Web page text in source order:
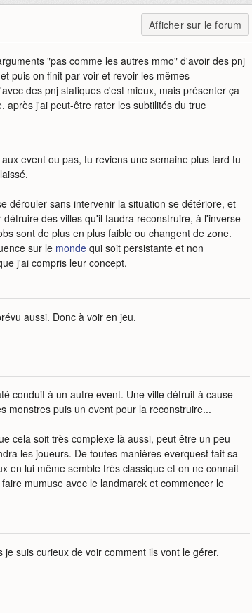
Afficher sur le forum
"pas comme les autres mmo" d'avoir des pnj
puis on finit par voir et revoir les mêmes
des pnj statiques c'est mieux, mais présenter ça
après j'ai peut-être rater les subtilités du truc
event ou pas, tu reviens une semaine plus tard tu
dérouler sans intervenir la situation se détériore, et
des villes qu'il faudra reconstruire, à l'inverse
sont de plus en plus faible ou changent de zone.
sur le monde qui soit persistante et non
j'ai compris leur concept.
aussi. Donc à voir en jeu.
conduit à un autre event. Une ville détruit à cause
monstres puis un event pour la reconstruire...
cela soit très complexe là aussi, peut être un peu
les joueurs. De toutes manières everquest fait sa
en lui même semble très classique et on ne connait
mumuse avec le landmarck et commencer le
suis curieux de voir comment ils vont le gérer.